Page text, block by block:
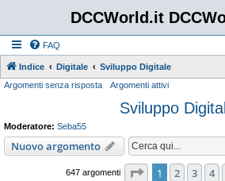
DCCWorld.it
FAQ
Indice Digitale Sviluppo Digitale
Argomenti senza risposta Argomenti attivi
Sviluppo
Moderatore: Seba55
Nuovo argomento
647 argomenti Pagina di 13
1 2 3 4